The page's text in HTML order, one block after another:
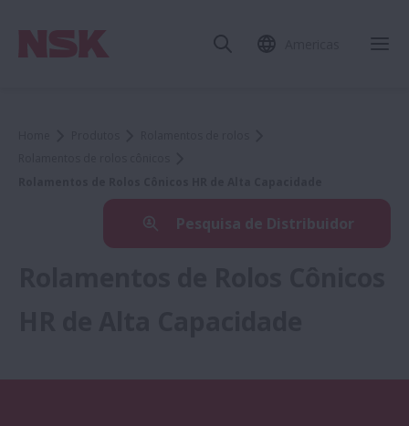
Pesquisa de Distribuidor